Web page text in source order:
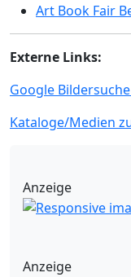
Art Book Fair
Externe Links:
Google
Kataloge/Medien
Anzeige
Anzeige